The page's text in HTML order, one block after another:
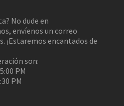
No dude en
envíenos un correo
¡Estaremos encantados de
son:
PM
PM